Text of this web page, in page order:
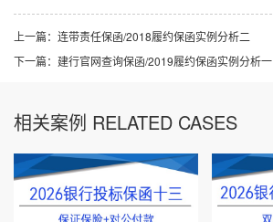
上一篇： 连带责任保函/2018履约保函实例分析二
下一篇： 建行官网查询保函/2019履约保函实例分析一
相关案例 RELATED CASES